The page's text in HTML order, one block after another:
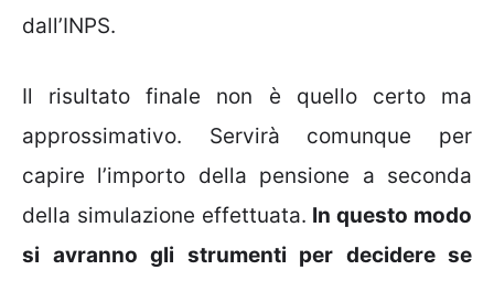
dall’INPS.
Il risultato finale non è quello certo ma
approssimativo. Servirà comunque per
capire l’importo della pensione a seconda
della simulazione effettuata. In questo modo
si avranno gli strumenti per decidere se